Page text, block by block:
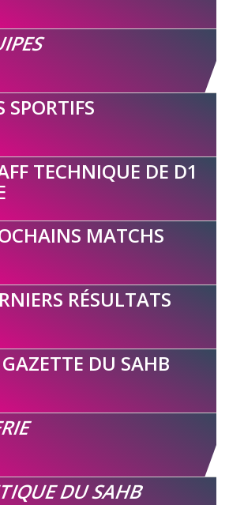
SPORTIFS
TECHNIQUE DE D1
MATCHS
RÉSULTATS
DU SAHB
DU SAHB